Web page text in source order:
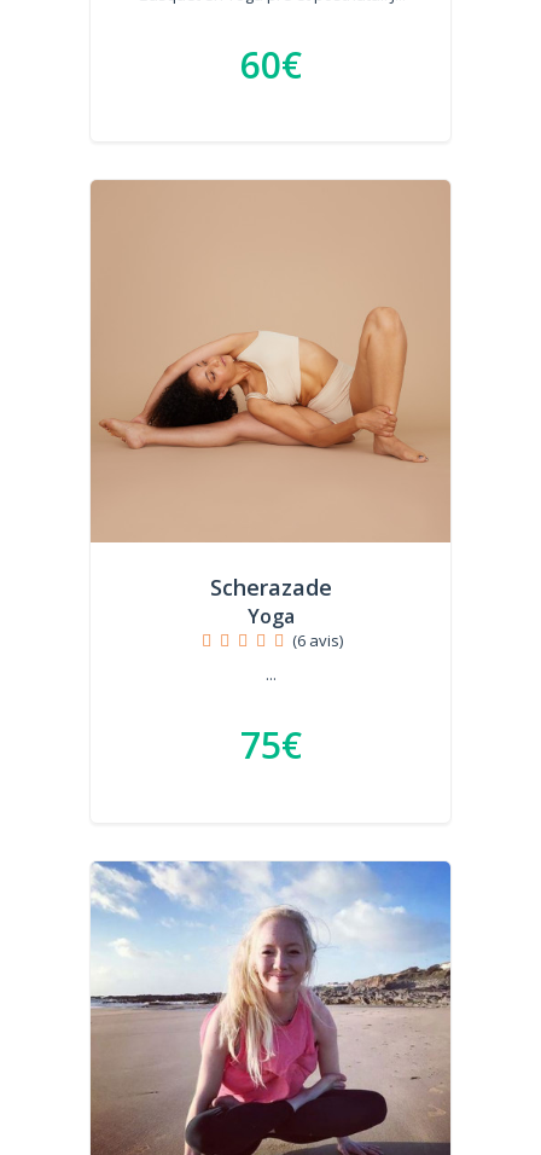
60€
Scherazade
Yoga
(6 avis)
...
75€